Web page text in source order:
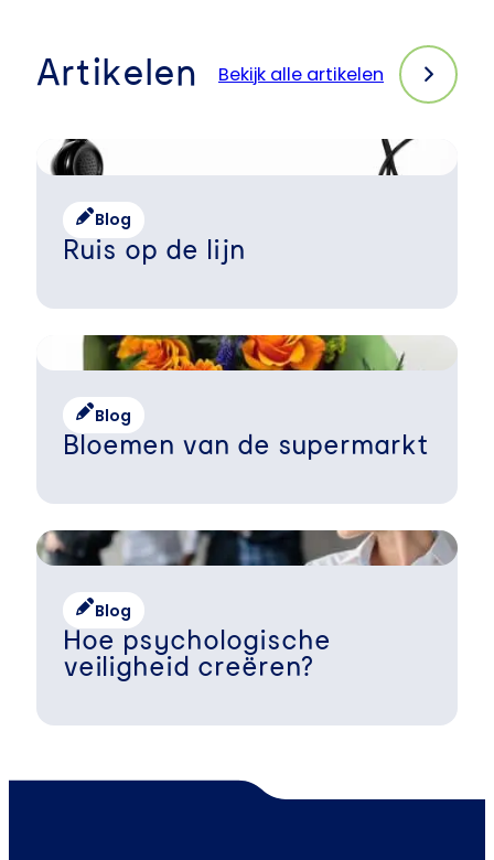
Artikelen Bekijk alle artikelen
Blog
Ruis op de lijn
Blog
Bloemen van de supermarkt
Blog
Hoe psychologische
veiligheid creëren?